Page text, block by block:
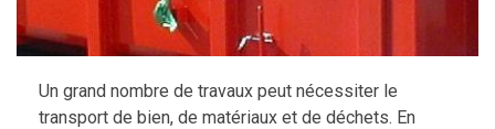
Un grand nombre de travaux peut nécessiter le
transport de bien, de matériaux et de déchets. En